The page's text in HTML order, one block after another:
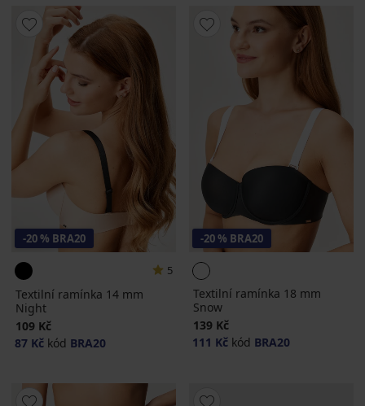
-20 % BRA20
5
Textilní ramínka 14 mm
Night
109 Kč
87 Kč kód BRA20
-20 % BRA20
Textilní ramínka 18 mm
Snow
139 Kč
111 Kč kód BRA20